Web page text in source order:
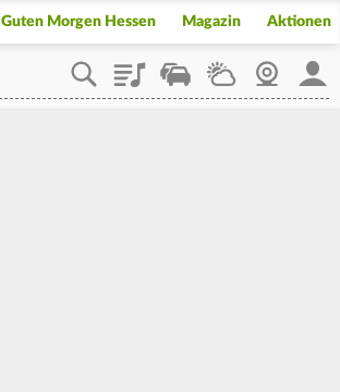
Guten Morgen Hessen Magazin Aktionen
PlaylistStaupilotWetterWebcam